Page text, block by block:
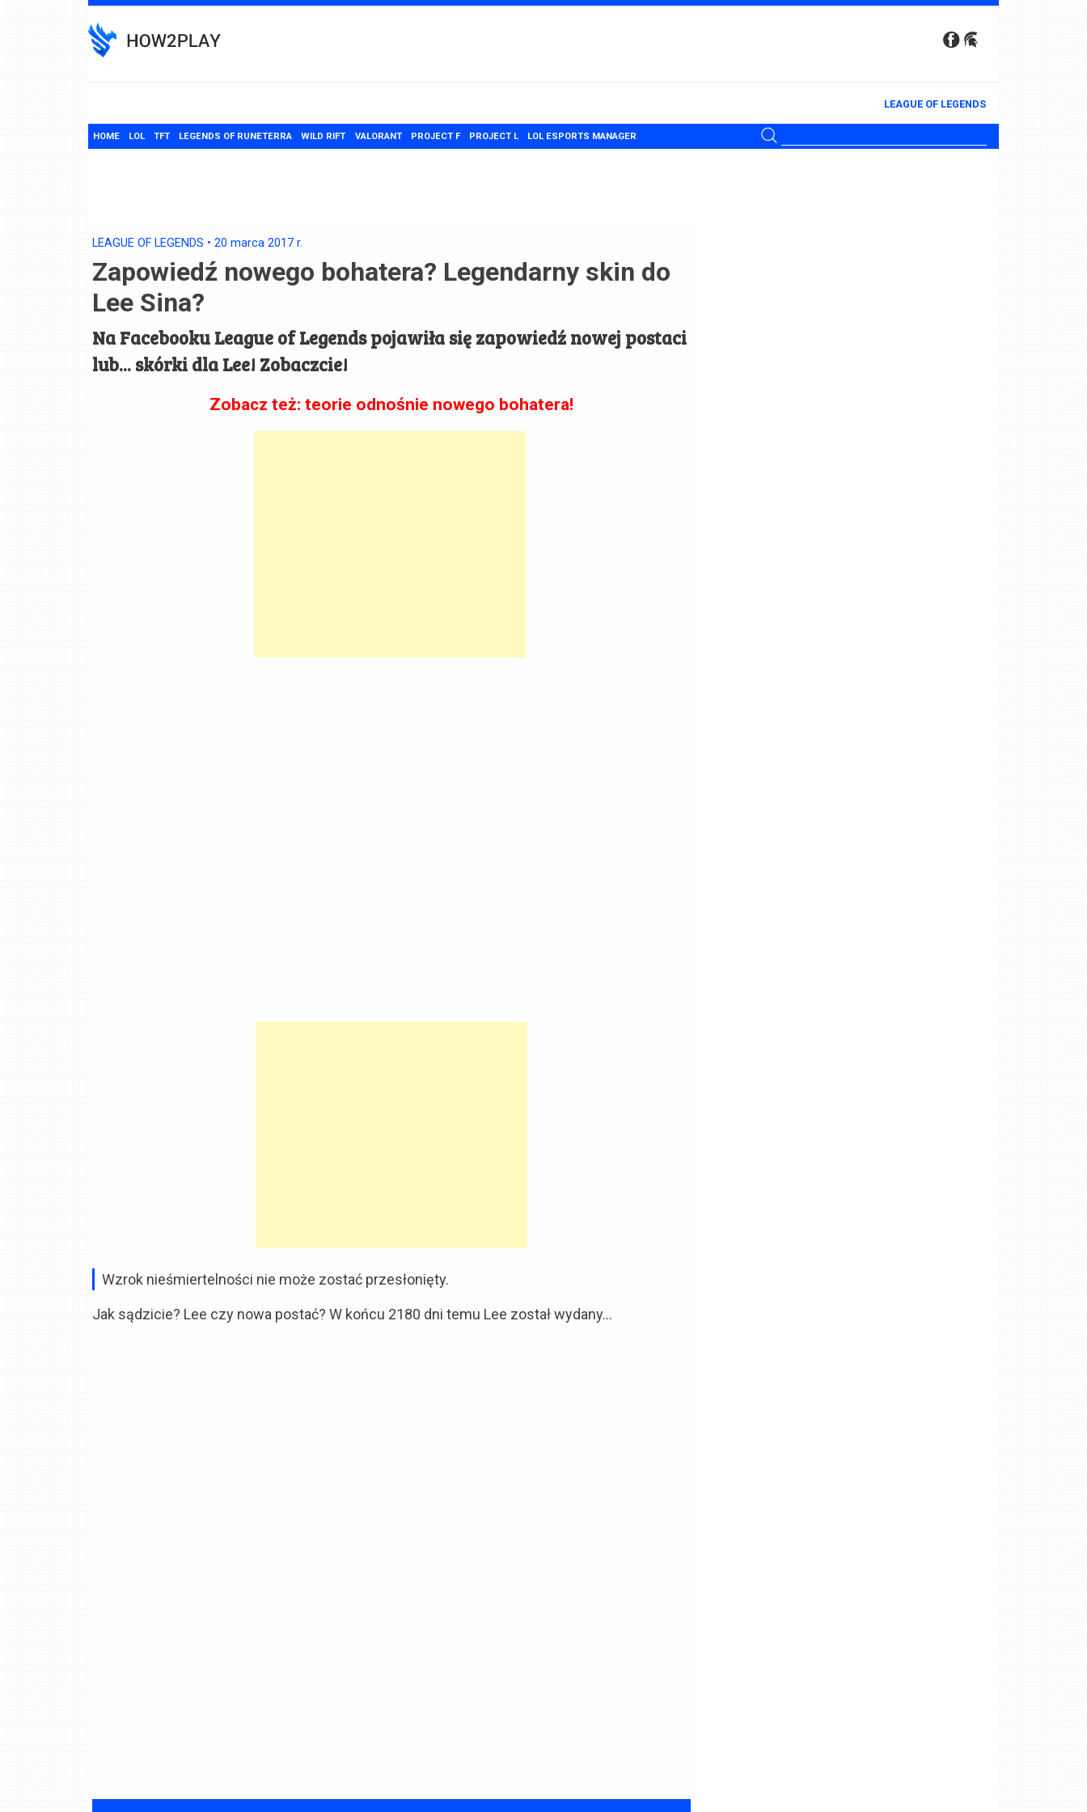
to
content
LEAGUE OF LEGENDS
HOME LOL TFT LEGENDS OF RUNETERRA WILD RIFT VALORANT PROJECT F PROJECT L LOL ESPORTS MANAGER
LEAGUE OF LEGENDS • 20 marca 2017 r.
Zapowiedź nowego bohatera? Legendarny skin do
Lee Sina?
Na Facebooku League of Legends pojawiła się zapowiedź nowej postaci
lub... skórki dla Lee! Zobaczcie!
Zobacz też: teorie odnośnie nowego bohatera!
Wzrok nieśmiertelności nie może zostać przesłonięty.
Jak sądzicie? Lee czy nowa postać? W końcu 2180 dni temu Lee został wydany…